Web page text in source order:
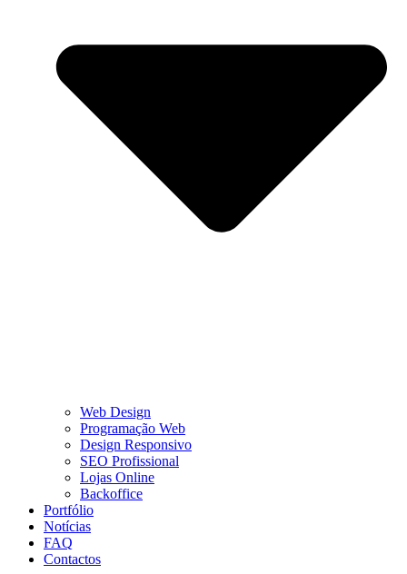
Web Design
Programação Web
Design Responsivo
SEO Profissional
Lojas Online
Backoffice
Portfólio
Notícias
FAQ
Contactos